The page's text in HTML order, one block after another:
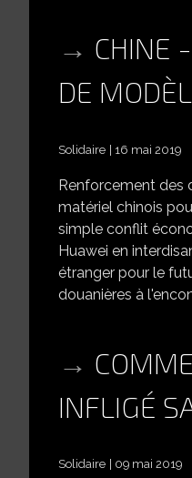
CHINE
DE
Solidaire 16 mai 2019
Renforcement des
matériel chinois
simple conflit
Huawei en
étranger pour le
douanières à
INFLIGÉ
Solidaire 09 mai 2019